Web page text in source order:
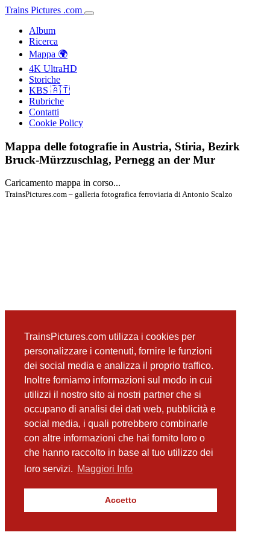
TrainsPictures.com utilizza i cookies per
personalizzare i contenuti, fornire le funzioni
dei social media e analizza il proprio traffico.
Inoltre forniamo informazioni sul modo in cui
utilizzi il nostro sito ai nostri partner che si
occupano di analisi dei dati web, pubblicità e
social media, i quali potrebbero combinarle
con altre informazioni che hai fornito loro o
che hanno raccolto in base al tuo utilizzo dei
loro servizi. Maggiori Info
Accetto
Trains Pictures .com
Album
Ricerca
Mappa 🌍
4K UltraHD
Storiche
KBS 🇦🇹
Rubriche
Contatti
Cookie Policy
Mappa delle fotografie in Austria, Stiria, Bezirk
Bruck-Mürzzuschlag, Pernegg an der Mur
Caricamento mappa in corso...
TrainsPictures.com – galleria fotografica ferroviaria di Antonio Scalzo